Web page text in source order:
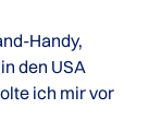
Handy,
den USA
ich mir vor